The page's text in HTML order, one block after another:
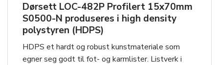
Dørsett LOC-482P Profilert 15x70mm
S0500-N produseres i high density
polystyren (HDPS)
HDPS et hardt og robust kunstmateriale som
egner seg godt til fot- og karmlister. Listverk i